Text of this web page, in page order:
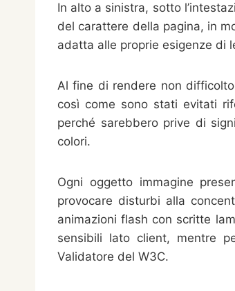
In alto a sinistra, sotto
del carattere della pagina, in
adatta alle proprie esigenze di
Al fine di rendere non
così come sono stati evitati
perché sarebbero prive di
colori.
Ogni oggetto immagine
provocare disturbi alla
animazioni flash con scritte
sensibili lato client, mentre
Validatore del W3C.